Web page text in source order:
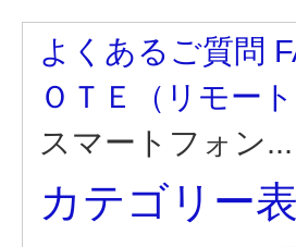
よくあるご質問
ＯＴＥ（リモート
スマートフォン...
カテゴリー